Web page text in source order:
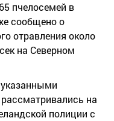
пчелосемей в
сообщено о
отравления около
на Северном
на
полиции с